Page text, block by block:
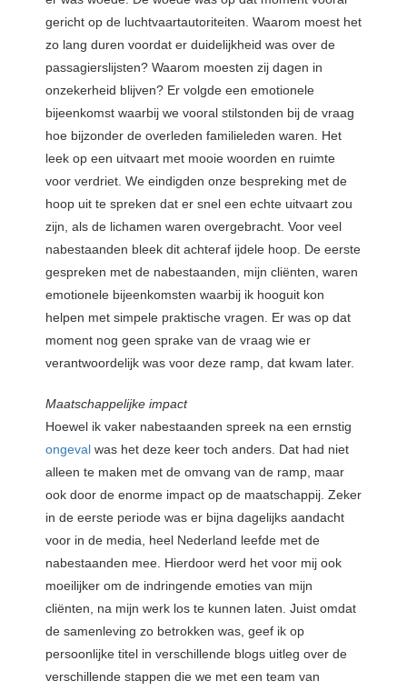
gericht op de luchtvaartautoriteiten. Waarom moest het
zo lang duren voordat er duidelijkheid was over de
passagierslijsten? Waarom moesten zij dagen in
onzekerheid blijven? Er volgde een emotionele
bijeenkomst waarbij we vooral stilstonden bij de vraag
hoe bijzonder de overleden familieleden waren. Het
leek op een uitvaart met mooie woorden en ruimte
voor verdriet. We eindigden onze bespreking met de
hoop uit te spreken dat er snel een echte uitvaart zou
zijn, als de lichamen waren overgebracht. Voor veel
nabestaanden bleek dit achteraf ijdele hoop. De eerste
gespreken met de nabestaanden, mijn cliënten, waren
emotionele bijeenkomsten waarbij ik hooguit kon
helpen met simpele praktische vragen. Er was op dat
moment nog geen sprake van de vraag wie er
verantwoordelijk was voor deze ramp, dat kwam later.
Maatschappelijke impact
Hoewel ik vaker nabestaanden spreek na een ernstig
ongeval was het deze keer toch anders. Dat had niet
alleen te maken met de omvang van de ramp, maar
ook door de enorme impact op de maatschappij. Zeker
in de eerste periode was er bijna dagelijks aandacht
voor in de media, heel Nederland leefde met de
nabestaanden mee. Hierdoor werd het voor mij ook
moeilijker om de indringende emoties van mijn
cliënten, na mijn werk los te kunnen laten. Juist omdat
de samenleving zo betrokken was, geef ik op
persoonlijke titel in verschillende blogs uitleg over de
verschillende stappen die we met een team van